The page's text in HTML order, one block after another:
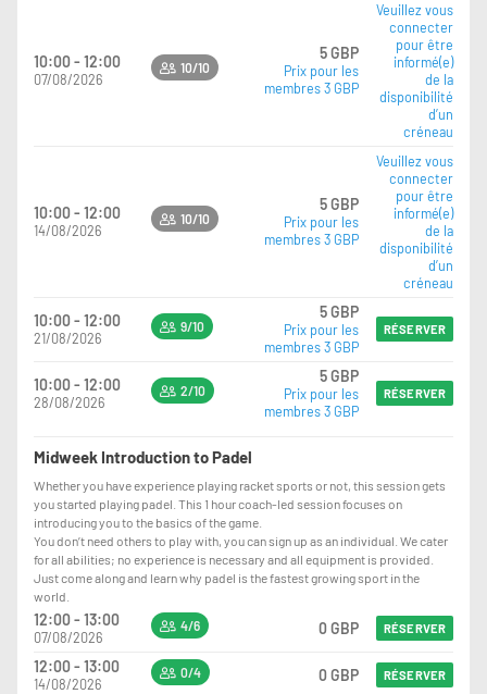
10:00 - 12:00
07/08/2026
10/10
5 GBP
Prix pour les
membres 3 GBP
Veuillez vous
connecter
pour être
informé(e)
de la
disponibilité
d’un
créneau
10:00 - 12:00
14/08/2026
10/10
5 GBP
Prix pour les
membres 3 GBP
Veuillez vous
connecter
pour être
informé(e)
de la
disponibilité
d’un
créneau
10:00 - 12:00
21/08/2026
9/10
5 GBP
Prix pour les
membres 3 GBP
RÉSERVER
10:00 - 12:00
28/08/2026
2/10
5 GBP
Prix pour les
membres 3 GBP
RÉSERVER
Midweek Introduction to Padel
Whether you have experience playing racket sports or not, this session gets
you started playing padel. This 1 hour coach-led session focuses on
introducing you to the basics of the game.
You don’t need others to play with, you can sign up as an individual. We cater
for all abilities; no experience is necessary and all equipment is provided.
Just come along and learn why padel is the fastest growing sport in the
world.
12:00 - 13:00
07/08/2026
4/6 0 GBP RÉSERVER
12:00 - 13:00
14/08/2026
0/4 0 GBP RÉSERVER